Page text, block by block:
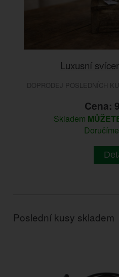
Luxusní
DOPRODEJ POSLEDNÍCH
Cena:
Skladem
Poslední kusy skladem